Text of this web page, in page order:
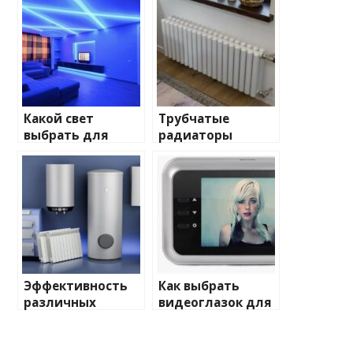
Какой свет
выбрать для
домашнего
освещения
Трубчатые
радиаторы
и характеристики
Эффективность
различных
Как выбрать
видеоглазок для